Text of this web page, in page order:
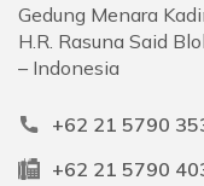
Gedung Menara
H.R. Rasuna Said
– Indonesia
+62 21 5790
+62 21 5790